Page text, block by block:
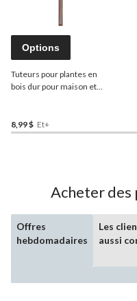
Options
Tuteurs pour plantes en
bois dur pour maison et
8,99 $ Et+
Acheter des
Offres
hebdomadaires
Les
aussi